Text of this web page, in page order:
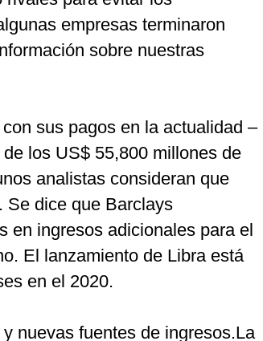
empresas terminaron
sobre nuestras
sus pagos en la actualidad –
los US$ 55,800 millones de
analistas consideran que
Se dice que Barclays
en ingresos adicionales para el
El lanzamiento de Libra está
en el 2020.
nuevas fuentes de ingresos.La